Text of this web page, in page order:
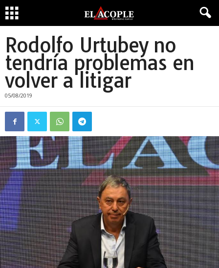
Rodolfo Urtubey no
tendría problemas en
volver a litigar
05/08/2019